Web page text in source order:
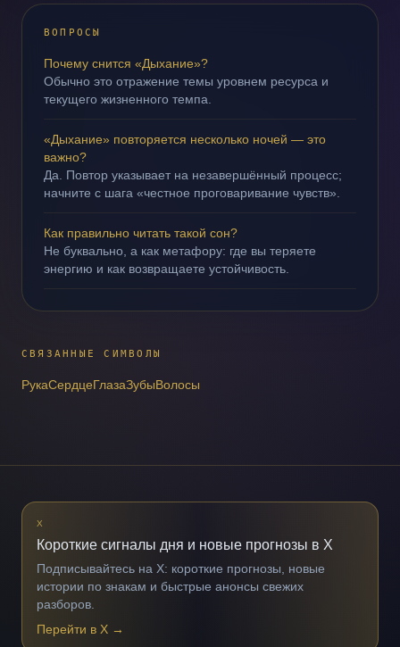
ВОПРОСЫ
Почему снится «Дыхание»?
Обычно это отражение темы уровнем ресурса и
текущего жизненного темпа.
«Дыхание» повторяется несколько ночей — это
важно?
Да. Повтор указывает на незавершённый процесс;
начните с шага «честное проговаривание чувств».
Как правильно читать такой сон?
Не буквально, а как метафору: где вы теряете
энергию и как возвращаете устойчивость.
СВЯЗАННЫЕ СИМВОЛЫ
РукаСердцеГлазаЗубыВолосы
X
Короткие сигналы дня и новые прогнозы в X
Подписывайтесь на X: короткие прогнозы, новые
истории по знакам и быстрые анонсы свежих
разборов.
Перейти в X →